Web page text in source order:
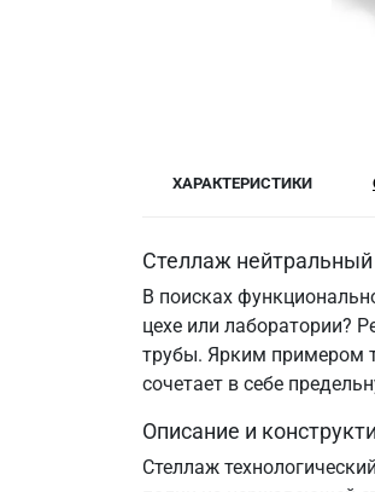
ХАРАКТЕРИСТИКИ
Стеллаж
В поисках
цехе или лаборатории?
трубы. Ярким примером
сочетает в себе
Описание и
Стеллаж